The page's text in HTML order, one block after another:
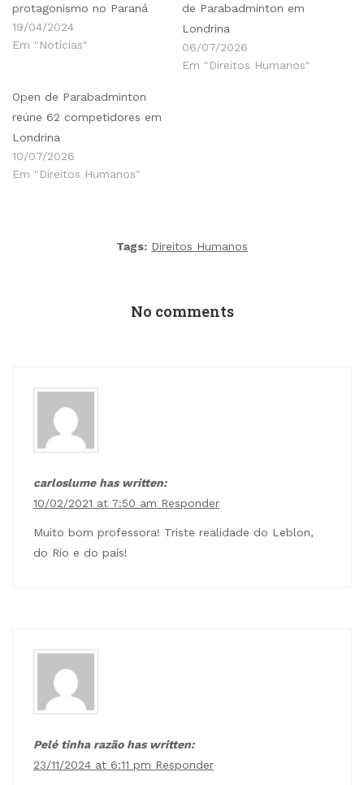
protagonismo no Paraná
19/04/2024
Em "Notícias"
de Parabadminton em
Londrina
06/07/2026
Em "Direitos Humanos"
Open de Parabadminton
reúne 62 competidores em
Londrina
10/07/2026
Em "Direitos Humanos"
Tags: Direitos Humanos
No comments
carloslume has written:
10/02/2021 at 7:50 am Responder
Muito bom professora! Triste realidade do Leblon,
do Rio e do país!
Pelé tinha razão has written:
23/11/2024 at 6:11 pm Responder